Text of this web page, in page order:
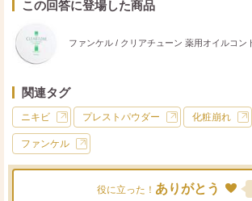
この回答に登場した商品
ファンケル / クリアチューン 薬用オイルコン
関連タグ
ニキビ プレストパウダー 化粧崩れ
ファンケル
役に立った！ ありがとう